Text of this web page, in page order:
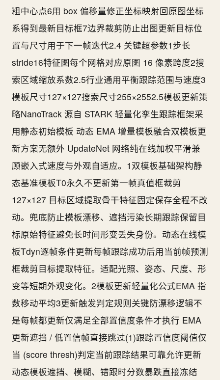
粗中心点6用 box 偏移量修正坐标映射回原图坐标
系得到最新目标框7边界裁剪防止出图更新目标位
置与尺寸用于下一帧迭代2.4 关键超参数1步长
stride16特征图每个网格对应原图 16 像素跨度2搜
索区域缩放系数2.5行业通用平衡跟踪范围与速度3
模板尺寸127×127搜索尺寸255×2552.5模板更新策
略NanoTrack 源自 STARK 轻量化孪生跟踪框架采
用静态初始模板 动态 EMA 增量模板融合双模板更
新方案无额外 UpdateNet 网络纯在线加权平滑兼
顾嵌入式速度与外观自适应。1双模板基础架构静
态基准模板T0永久不更新第一帧真值框裁剪
127×127 目标区域提取骨干特征固定保存全程不改
动。兜底防止模板漂移、遮挡污染长期跟踪保留目
标原始特征避免长时间形变丢失身份。动态在线模
板Tdyn逐帧条件更新每帧跟踪成功后用当前帧预测
框裁剪目标提取特征。适配光照、姿态、尺度、形
变等短期外观变化。2模板更新轻量化公式EMA 指
数移动平均3更新触发判定规则关键防漂移逻辑不
是每帧都更新仅满足全部置信度条件才执行 EMA
更新遮挡 / 低置信帧直接跳过(1)跟踪置信度阈值仅
当 (score thresh)判定当前跟踪结果可靠允许更新
动态模板遮挡、模糊、错跟时分数暴跌直接冻结